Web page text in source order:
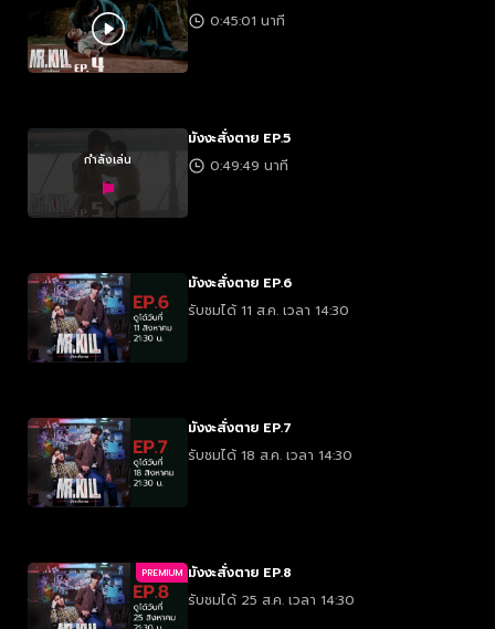
0:45:01 นาที
กำลังเล่น
มังงะสั่งตาย EP.5
0:49:49 นาที
มังงะสั่งตาย EP.6
รับชมได้ 11 ส.ค. เวลา 14:30
มังงะสั่งตาย EP.7
รับชมได้ 18 ส.ค. เวลา 14:30
PREMIUM มังงะสั่งตาย EP.8
รับชมได้ 25 ส.ค. เวลา 14:30